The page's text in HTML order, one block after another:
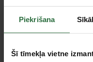
Piekrišana
Šī tīmekļa vietne